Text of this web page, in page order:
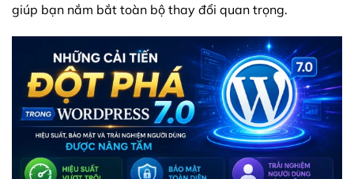
giúp bạn nắm bắt toàn bộ thay đổi quan trọng.